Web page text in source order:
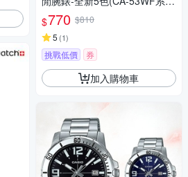
列)/34.4mm / 考試錶
$770 $810
5 (1)
挑戰低價 券
加入購物車